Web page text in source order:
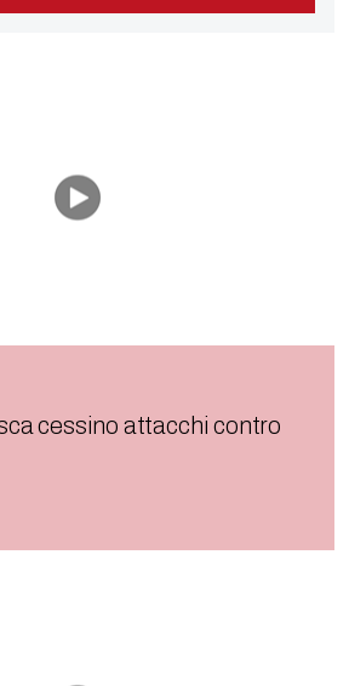
cessino attacchi contro